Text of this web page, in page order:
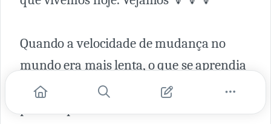
Quando a velocidade de mudança no
mundo era mais lenta, o que se aprendia
na escola durava para a vida toda. A